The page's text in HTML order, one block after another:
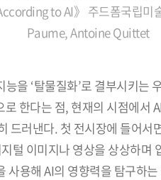
to AI》 주드폼국립
Paume, Antoine Quittet
을 ‘탈물질화’로 결부시키는
한다는 점, 현재의 시점에서
드러낸다. 첫 전시장에 들어
털 이미지나 영상을 상상하
사용해 AI의 영향력을 탐구하